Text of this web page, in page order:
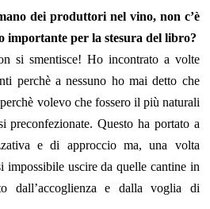
dei produttori nel vino, non c’è
importante per la stesura del libro?
si smentisce! Ho incontrato a volte
perchè a nessuno ho mai detto che
volevo che fossero il più naturali
preconfezionate. Questo ha portato a
e di approccio ma, una volta
impossibile uscire da quelle cantine in
dall’accoglienza e dalla voglia di